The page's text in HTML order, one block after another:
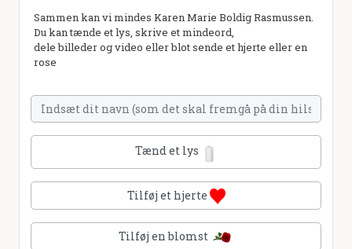
Sammen kan vi mindes Karen Marie Boldig Rasmussen.
Du kan tænde et lys, skrive et mindeord,
dele billeder og video eller blot sende et hjerte eller en
rose
Tænd et lys
Tilføj et hjerte
Tilføj en blomst